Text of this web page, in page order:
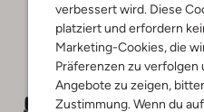
verbessert wird. Diese
platziert und erfordern
Marketing-Cookies, die
Präferenzen zu verfolgen
Angebote zu zeigen,
Zustimmung. Wenn du